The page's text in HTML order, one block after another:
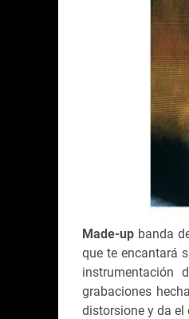
Made-up banda
que te encantará
instrumentación
grabaciones
distorsione y da el